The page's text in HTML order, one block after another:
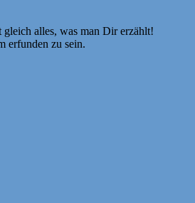
alles, was man Dir erzählt!
erfunden zu sein.